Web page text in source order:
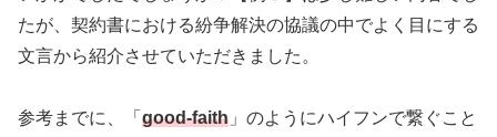
たが、契約書における紛争解決の協議の中でよく目にする
文言から紹介させていただきました。
参考までに、「 good-faith 」のようにハイフンで繋ぐこと